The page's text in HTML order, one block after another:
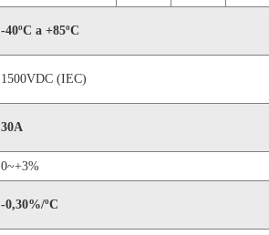
-40ºC a +85ºC
1500VDC (IEC)
30A
0~+3%
-0,30%/ºC